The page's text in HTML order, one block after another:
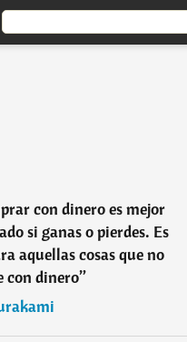
con dinero es mejor
si ganas o pierdes. Es
aquellas cosas que no
con dinero”